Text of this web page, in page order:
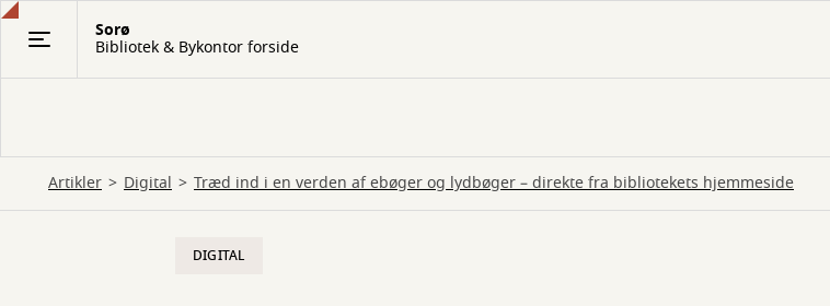
Gå
Sorø
Bibliotek & Bykontor forside
Artikler Digital Træd ind i en verden af ebøger og lydbøger – direkte fra bibliotekets hjemmeside
DIGITAL